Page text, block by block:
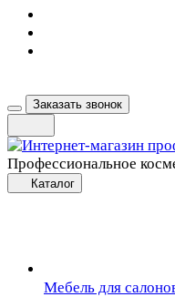
Заказать звонок
Профессиональное
Каталог
Мебель для